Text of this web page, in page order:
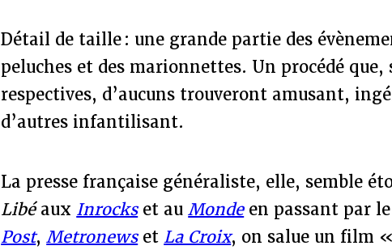
Détail de taille : une grande partie des
peluches et des marionnettes. Un procédé
respectives, d’aucuns trouveront amusant,
d’autres infantilisant.
La presse française généraliste, elle, semble
Libéaux Inrockset auMondeen passant par le
Post,Metronewset La Croix, on salue un